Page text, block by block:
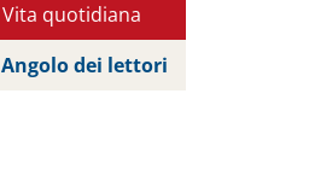
Vita quotidiana
Angolo dei lettori